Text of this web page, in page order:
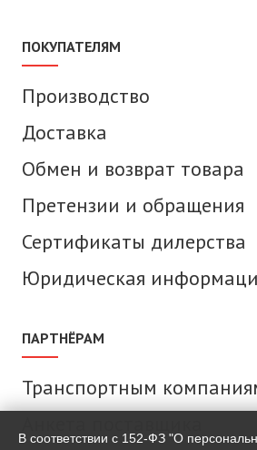
ПОКУПАТЕЛЯМ
Производство
Доставка
Обмен и возврат товара
Претензии и обращения
Сертификаты дилерства
Юридическая
ПАРТНЁРАМ
Транспортным
В соответствии с 152-ФЗ "О